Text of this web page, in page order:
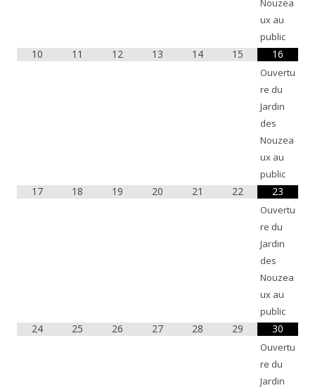
Nouzea
ux au
public
10 11 12 13 14 15 16
Ouvertu
re du
Jardin
des
Nouzea
ux au
public
17 18 19 20 21 22 23
Ouvertu
re du
Jardin
des
Nouzea
ux au
public
24 25 26 27 28 29 30
Ouvertu
re du
Jardin